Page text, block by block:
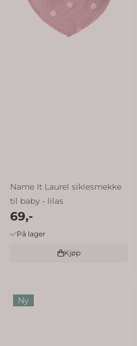
Name It Laurel siklesmekke
til baby - lilas
69,-
På lager
Kjøp
Ny